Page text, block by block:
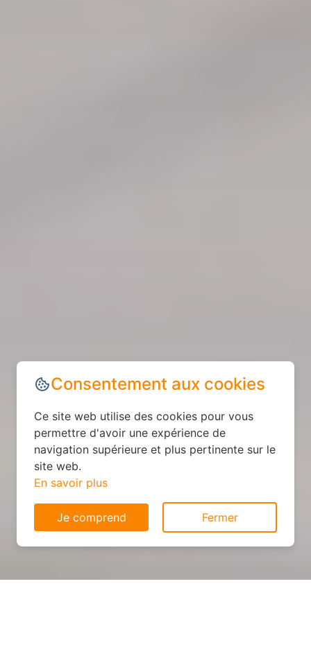
Consentement aux cookies
Ce site web utilise des cookies pour vous
permettre d'avoir une expérience de
navigation supérieure et plus pertinente sur le
site web.
En savoir plus
Je comprend Fermer